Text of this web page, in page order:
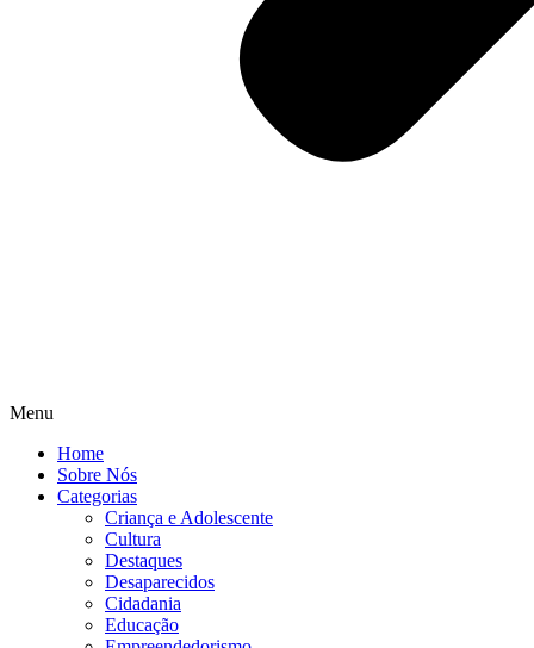
Menu
Home
Sobre Nós
Categorias
Criança e Adolescente
Cultura
Destaques
Desaparecidos
Cidadania
Educação